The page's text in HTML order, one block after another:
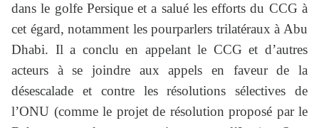
dans le golfe Persique et a salué les efforts du CCG à
cet égard, notamment les pourparlers trilatéraux à Abu
Dhabi. Il a conclu en appelant le CCG et d’autres
acteurs à se joindre aux appels en faveur de la
désescalade et contre les résolutions sélectives de
l’ONU (comme le projet de résolution proposé par le